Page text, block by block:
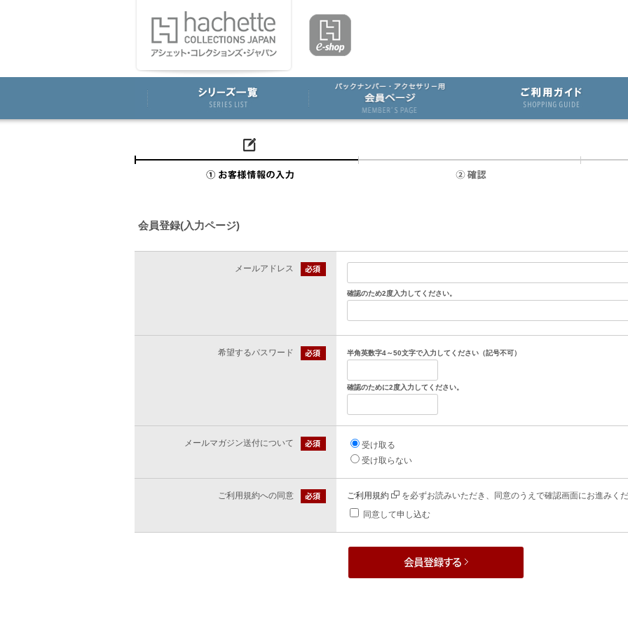
会員登録(入力ページ)
メールアドレス
確認のため2度入力してください。
希望するパスワード 半角英数字4～50文字で入力してください（記号不可）
確認のために2度入力してください。
メールマガジン送付について
受け取る
受け取らない
ご利用規約への同意 ご利用規約
を必ずお読みいただき、同意のうえで確認画面にお進みく
同意して申し込む